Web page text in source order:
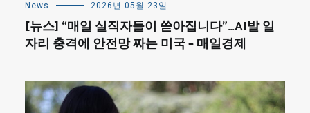
News 2026년 05월 23일
[뉴스] “매일 실직자들이 쏟아집니다”…AI발 일
자리 충격에 안전망 짜는 미국 – 매일경제